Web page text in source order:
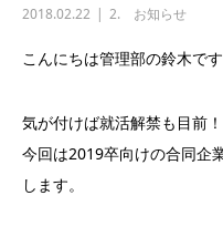
2018.02.22 2. お知らせ
こんにちは管理部の鈴木です
気が付けば就活解禁も目前！
今回は2019卒向けの合同企
します。